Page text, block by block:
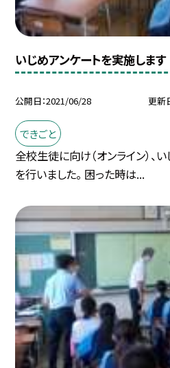
いじめアンケートを実施します
公開日 2021/06/28 更新
できごと
全校生徒に向け（オンライン）
を行いました。 困った時は...